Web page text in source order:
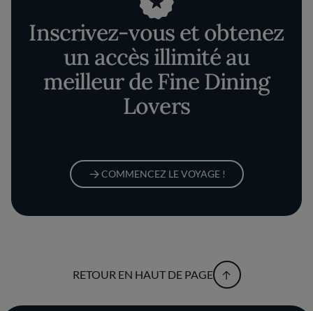
Inscrivez-vous et obtenez
un accès illimité au
meilleur de Fine Dining
Lovers
COMMENCEZ LE VOYAGE !
RETOUR EN HAUT DE PAGE